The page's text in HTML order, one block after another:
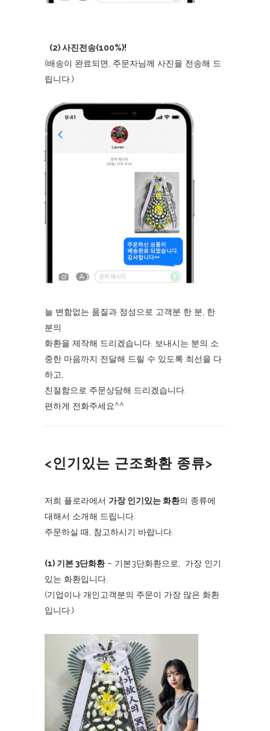
(2) 사진전송(100%)!
(배송이 완료되면, 주문자님께 사진을 전송해 드
립니다.)
늘 변함없는 품질과 정성으로 고객분 한 분, 한
분의
화환을 제작해 드리겠습니다. 보내시는 분의 소
중한 마음까지 전달해 드릴 수 있도록 최선을 다
하고,
친절함으로 주문상담해 드리겠습니다.
편하게 전화주세요^^
<인기있는 근조화환 종류>
저희 플로라에서 가장 인기있는 화환의 종류에
대해서 소개해 드립니다.
주문하실 때, 참고하시기 바랍니다.
(1) 기본 3단화환– 기본3단화환으로, 가장 인기
있는 화환입니다.
(기업이나 개인고객분의 주문이 가장 많은 화환
입니다.)